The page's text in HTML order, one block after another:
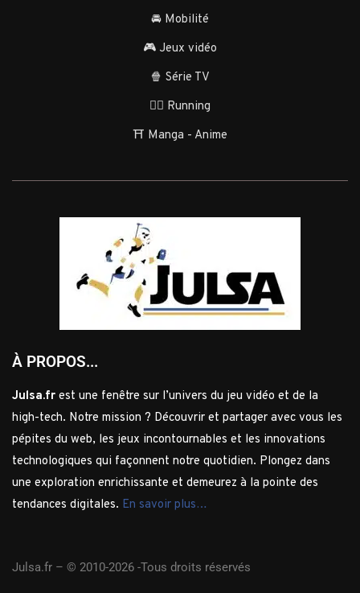
🚘 Mobilité
🎮 Jeux vidéo
🍿 Série TV
🏃‍♂️ Running
⛩️ Manga - Anime
À PROPOS...
Julsa.fr est une fenêtre sur l’univers du jeu vidéo et de la
high-tech. Notre mission ? Découvrir et partager avec vous les
pépites du web, les jeux incontournables et les innovations
technologiques qui façonnent notre quotidien. Plongez dans
une exploration enrichissante et demeurez à la pointe des
tendances digitales. En savoir plus…
Julsa.fr – © 2010-2026 -Tous droits réservés